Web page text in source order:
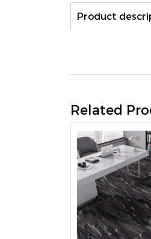
Product
Related